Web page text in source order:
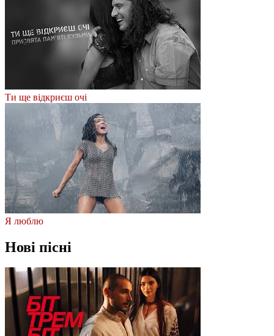
Ти ще відкриєш очі
Я люблю
Нові пісні